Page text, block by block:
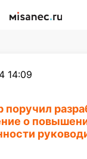
14:09
поручил
о